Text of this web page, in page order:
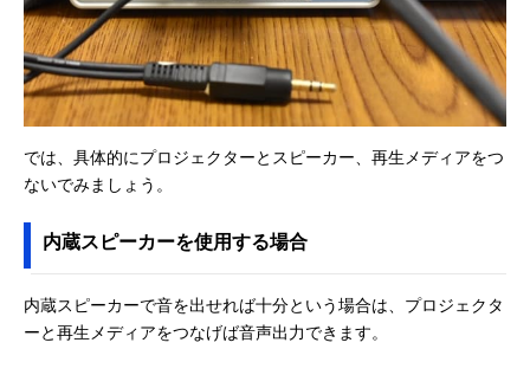
では、具体的にプロジェクターとスピーカー、再生メディアをつ
ないでみましょう。
内蔵スピーカーを使用する場合
内蔵スピーカーで音を出せれば十分という場合は、プロジェクタ
ーと再生メディアをつなげば音声出力できます。